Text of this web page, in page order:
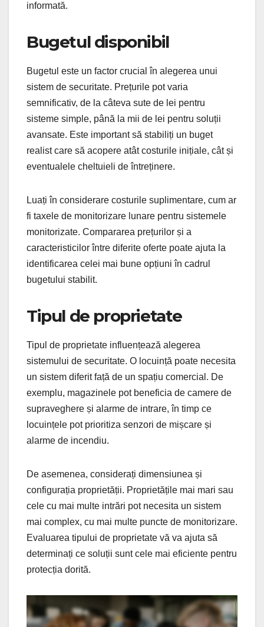
informată.
Bugetul disponibil
Bugetul este un factor crucial în alegerea unui
sistem de securitate. Prețurile pot varia
semnificativ, de la câteva sute de lei pentru
sisteme simple, până la mii de lei pentru soluții
avansate. Este important să stabiliți un buget
realist care să acopere atât costurile inițiale, cât și
eventualele cheltuieli de întreținere.
Luați în considerare costurile suplimentare, cum ar
fi taxele de monitorizare lunare pentru sistemele
monitorizate. Compararea prețurilor și a
caracteristicilor între diferite oferte poate ajuta la
identificarea celei mai bune opțiuni în cadrul
bugetului stabilit.
Tipul de proprietate
Tipul de proprietate influențează alegerea
sistemului de securitate. O locuință poate necesita
un sistem diferit față de un spațiu comercial. De
exemplu, magazinele pot beneficia de camere de
supraveghere și alarme de intrare, în timp ce
locuințele pot prioritiza senzori de mișcare și
alarme de incendiu.
De asemenea, considerați dimensiunea și
configurația proprietății. Proprietățile mai mari sau
cele cu mai multe intrări pot necesita un sistem
mai complex, cu mai multe puncte de monitorizare.
Evaluarea tipului de proprietate vă va ajuta să
determinați ce soluții sunt cele mai eficiente pentru
protecția dorită.